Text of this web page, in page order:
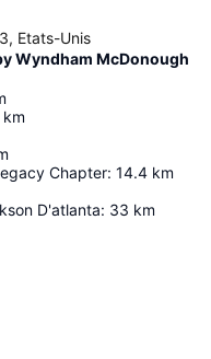
Etats-Unis
Wyndham McDonough
km
Chapter: 14.4 km
D'atlanta: 33 km